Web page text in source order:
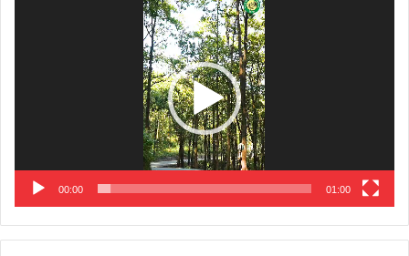
00:00 01:00